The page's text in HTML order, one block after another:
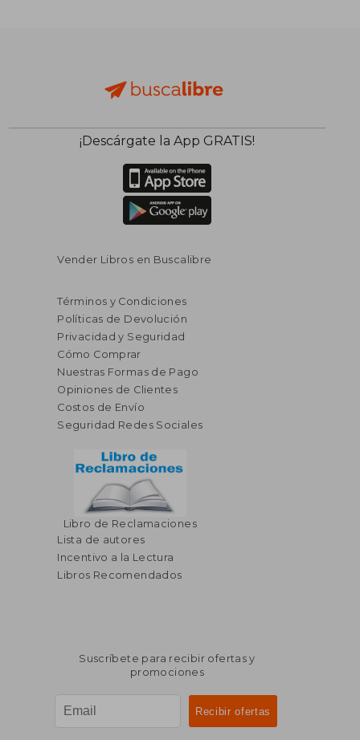
¡Descárgate la App GRATIS!
Vender Libros en Buscalibre
Términos y Condiciones
Políticas de Devolución
Privacidad y Seguridad
Cómo Comprar
Nuestras Formas de Pago
Opiniones de Clientes
Costos de Envío
Seguridad Redes Sociales
Libro de Reclamaciones
Lista de autores
Incentivo a la Lectura
Libros Recomendados
Suscríbete para recibir ofertas y
promociones